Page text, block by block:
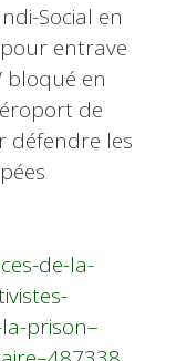
Social en
entrave
bloqué en
de
défendre les
de-la-
prison–